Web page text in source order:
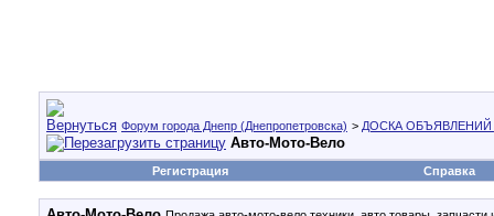
Форум города Днепр (Днепропетровска) > ДОСКА ОБЪЯВЛЕНИЙ
Авто-Мото-Вело
Регистрация Справка